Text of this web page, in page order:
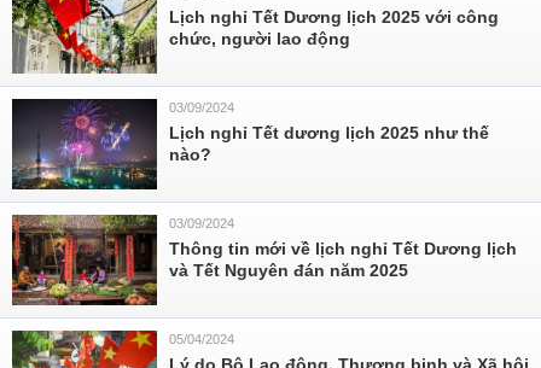
Lịch nghỉ Tết Dương lịch 2025 với công
chức, người lao động
03/09/2024
Lịch nghỉ Tết dương lịch 2025 như thế
nào?
03/09/2024
Thông tin mới về lịch nghỉ Tết Dương lịch
và Tết Nguyên đán năm 2025
05/04/2024